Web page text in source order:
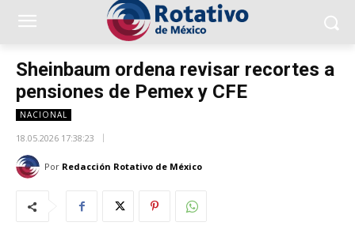
Sheinbaum ordena revisar recortes a
pensiones de Pemex y CFE
NACIONAL
18.05.2026 17:38:23
Por Redacción Rotativo de México